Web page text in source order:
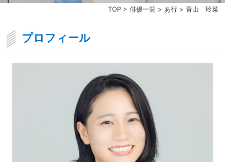
TOP> 俳優一覧 > あ行> 青山 玲菜
プロフィール